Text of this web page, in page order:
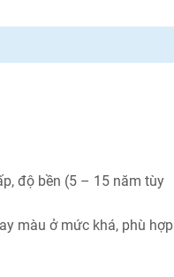
độ bền (5 – 15 năm tùy
màu ở mức khá, phù hợp